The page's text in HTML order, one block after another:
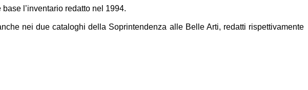
l’inventario redatto nel 1994.
nei due cataloghi della Soprintendenza alle Belle Arti, redatti rispettivamente